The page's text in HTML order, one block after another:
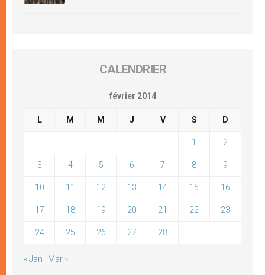
CALENDRIER
février 2014
L M M J V S D
1 2
3 4 5 6 7 8 9
10 11 12 13 14 15 16
17 18 19 20 21 22 23
24 25 26 27 28
« Jan Mar »